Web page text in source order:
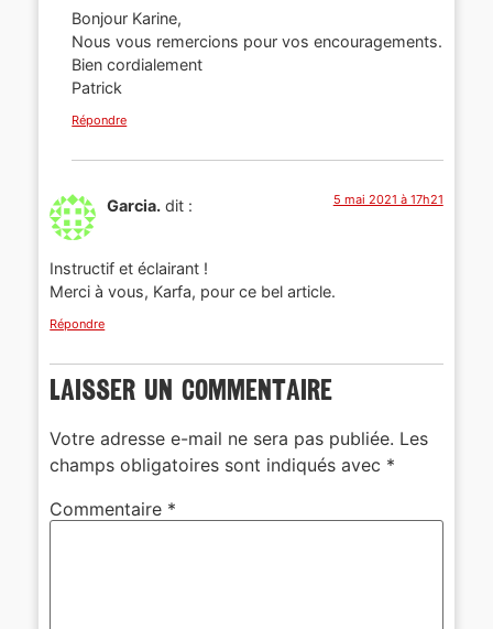
Bonjour Karine,
Nous vous remercions pour vos encouragements.
Bien cordialement
Patrick
Répondre
Garcia. dit : 5 mai 2021 à 17h21
Instructif et éclairant !
Merci à vous, Karfa, pour ce bel article.
Répondre
Laisser un commentaire
Votre adresse e-mail ne sera pas publiée. Les
champs obligatoires sont indiqués avec *
Commentaire *